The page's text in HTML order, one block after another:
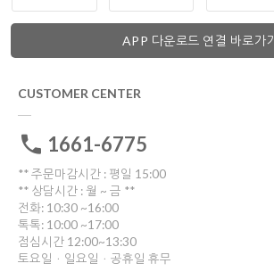
APP 다운로드 연결 바로가기
CUSTOMER CENTER
1661-6775
** 주문마감시간 : 평일 15:00
** 상담시간 : 월 ~ 금 **
전화: 10:30 ~16:00
톡톡: 10:00 ~17:00
점심시간 12:00~13:30
토요일ㆍ일요일ㆍ공휴일 휴무